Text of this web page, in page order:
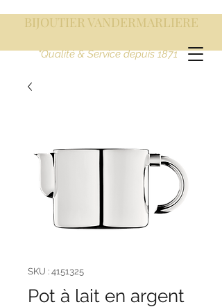
BIJOUTIER VANDERMARLIERE
"Qualité & Service depuis 1871
SKU : 4151325
Pot à lait en argent